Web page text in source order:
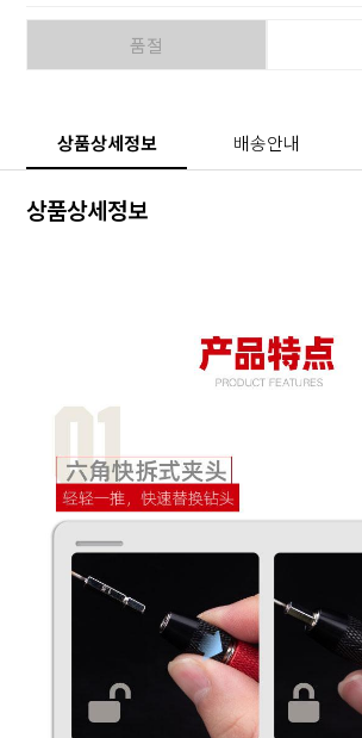
품절
상품상세정보 배송안내
상품상세정보